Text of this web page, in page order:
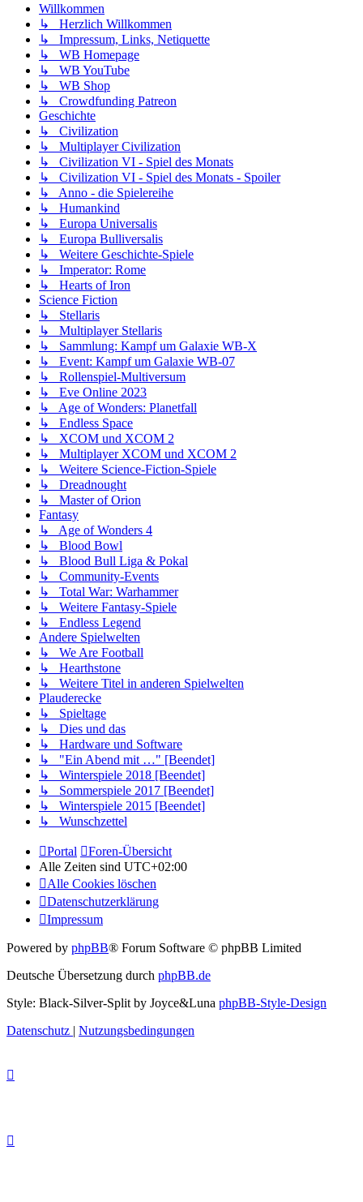
Willkommen
↳ Herzlich Willkommen
↳ Impressum, Links, Netiquette
↳ WB Homepage
↳ WB YouTube
↳ WB Shop
↳ Crowdfunding Patreon
Geschichte
↳ Civilization
↳ Multiplayer Civilization
↳ Civilization VI - Spiel des Monats
↳ Civilization VI - Spiel des Monats - Spoiler
↳ Anno - die Spielereihe
↳ Humankind
↳ Europa Universalis
↳ Europa Bulliversalis
↳ Weitere Geschichte-Spiele
↳ Imperator: Rome
↳ Hearts of Iron
Science Fiction
↳ Stellaris
↳ Multiplayer Stellaris
↳ Sammlung: Kampf um Galaxie WB-X
↳ Event: Kampf um Galaxie WB-07
↳ Rollenspiel-Multiversum
↳ Eve Online 2023
↳ Age of Wonders: Planetfall
↳ Endless Space
↳ XCOM und XCOM 2
↳ Multiplayer XCOM und XCOM 2
↳ Weitere Science-Fiction-Spiele
↳ Dreadnought
↳ Master of Orion
Fantasy
↳ Age of Wonders 4
↳ Blood Bowl
↳ Blood Bull Liga & Pokal
↳ Community-Events
↳ Total War: Warhammer
↳ Weitere Fantasy-Spiele
↳ Endless Legend
Andere Spielwelten
↳ We Are Football
↳ Hearthstone
↳ Weitere Titel in anderen Spielwelten
Plauderecke
↳ Spieltage
↳ Dies und das
↳ Hardware und Software
↳ "Ein Abend mit …" [Beendet]
↳ Winterspiele 2018 [Beendet]
↳ Sommerspiele 2017 [Beendet]
↳ Winterspiele 2015 [Beendet]
↳ Wunschzettel
Portal
Foren-Übersicht
Alle Zeiten sind UTC+02:00
Alle Cookies löschen
Datenschutzerklärung
Impressum
Powered by phpBB® Forum Software © phpBB Limited
Deutsche Übersetzung durch phpBB.de
Style: Black-Silver-Split by Joyce&Luna phpBB-Style-Design
Datenschutz | Nutzungsbedingungen